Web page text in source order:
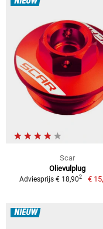
Scar
Olievulplug
Adviesprijs € 18,902 €
NIEUW